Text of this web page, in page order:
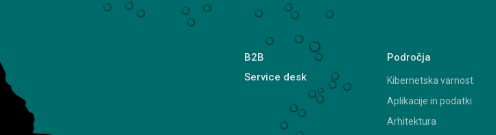
B2B
Service desk
Področja
Kibernetska varnost
Aplikacije in podatki
Arhitektura